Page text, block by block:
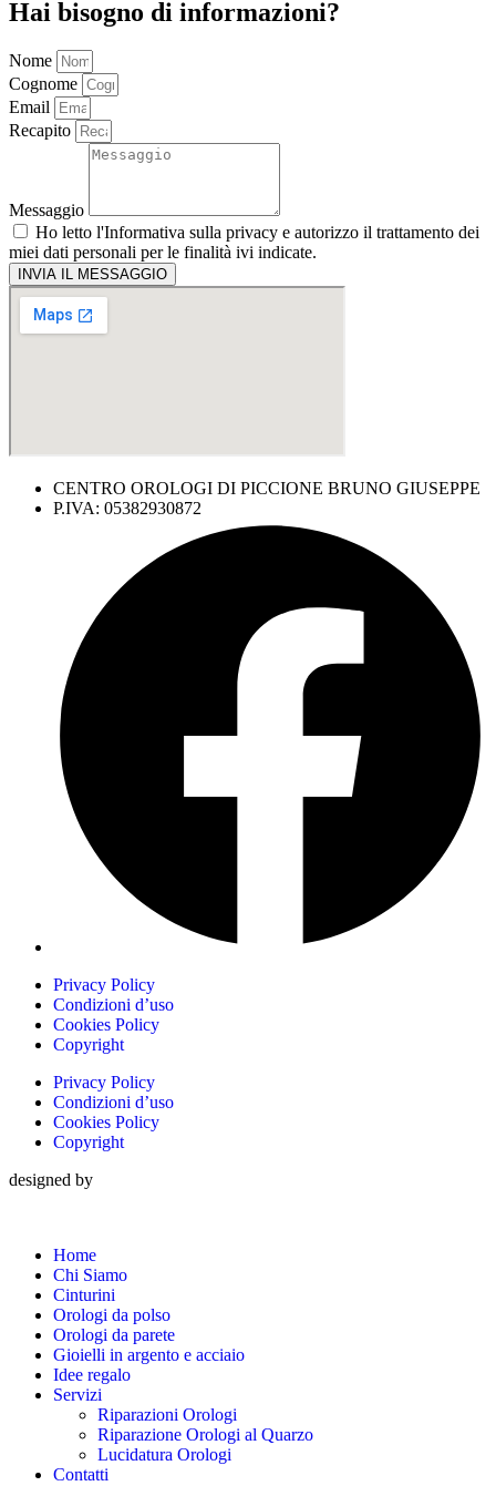
Hai bisogno di informazioni?
Nome
Cognome
Email
Recapito
Messaggio
Ho letto l'Informativa sulla privacy e autorizzo il trattamento dei
miei dati personali per le finalità ivi indicate.
INVIA IL MESSAGGIO
CENTRO OROLOGI DI PICCIONE BRUNO GIUSEPPE
P.IVA: 05382930872
Privacy Policy
Condizioni d’uso
Cookies Policy
Copyright
Privacy Policy
Condizioni d’uso
Cookies Policy
Copyright
designed by
Home
Chi Siamo
Cinturini
Orologi da polso
Orologi da parete
Gioielli in argento e acciaio
Idee regalo
Servizi
Riparazioni Orologi
Riparazione Orologi al Quarzo
Lucidatura Orologi
Contatti